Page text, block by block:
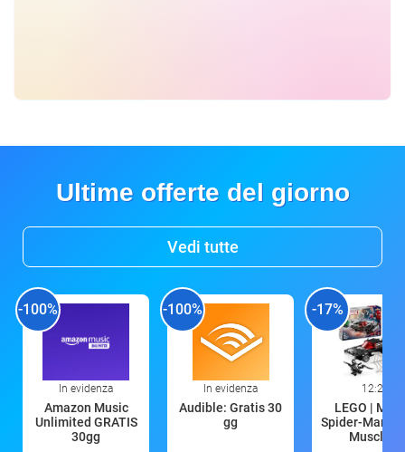
Ultime offerte del giorno
Vedi tutte
-100%
In evidenza
Amazon Music
Unlimited GRATIS
30gg
-100%
In evidenza
Audible: Gratis 30
gg
-17%
12:29
LEGO |
Spider-Man
Muscle C